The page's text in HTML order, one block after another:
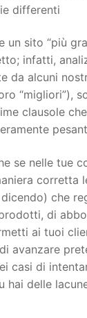
differenti
un sito “più
infatti,
da alcuni
“migliori”),
clausole
se nelle tue
corretta
che
di
ai tuoi
avanzare
casi di
hai delle